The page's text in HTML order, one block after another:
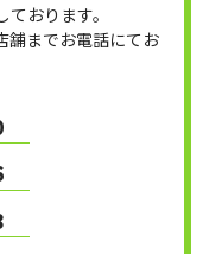
おります。
舗までお電話にてお